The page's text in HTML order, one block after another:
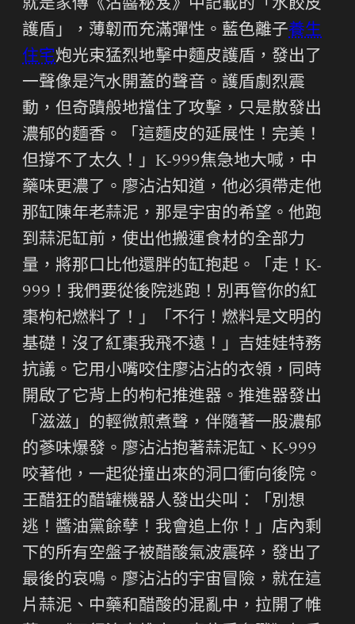
就是家傳《沾醬秘笈》中記載的「水餃皮
護盾」，薄韌而充滿彈性。藍色離子養生
住宅炮光束猛烈地擊中麵皮護盾，發出了
一聲像是汽水開蓋的聲音。護盾劇烈震
動，但奇蹟般地擋住了攻擊，只是散發出
濃郁的麵香。「這麵皮的延展性！完美！
但撐不了太久！」K-999焦急地大喊，中
藥味更濃了。廖沾沾知道，他必須帶走他
那缸陳年老蒜泥，那是宇宙的希望。他跑
到蒜泥缸前，使出他搬運食材的全部力
量，將那口比他還胖的缸抱起。「走！K-
999！我們要從後院逃跑！別再管你的紅
棗枸杞燃料了！」「不行！燃料是文明的
基礎！沒了紅棗我飛不遠！」吉娃娃特務
抗議。它用小嘴咬住廖沾沾的衣領，同時
開啟了它背上的枸杞推進器。推進器發出
「滋滋」的輕微煎煮聲，伴隨著一股濃郁
的蔘味爆發。廖沾沾抱著蒜泥缸、K-999
咬著他，一起從撞出來的洞口衝向後院。
王醋狂的醋罐機器人發出尖叫：「別想
逃！醬油黨餘孽！我會追上你！」店內剩
下的所有空盤子被醋酸氣波震碎，發出了
最後的哀鳴。廖沾沾的宇宙冒險，就在這
片蒜泥、中藥和醋酸的混亂中，拉開了帷